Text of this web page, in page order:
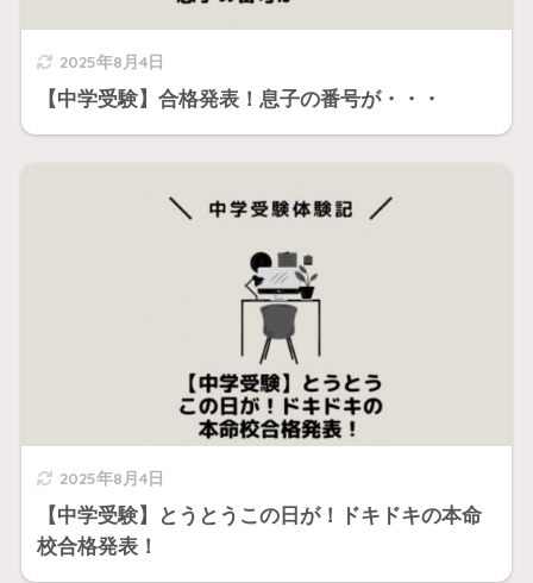
2025年8月4日
【中学受験】合格発表！息子の番号が・・・
2025年8月4日
【中学受験】とうとうこの日が！ドキドキの本命
校合格発表！